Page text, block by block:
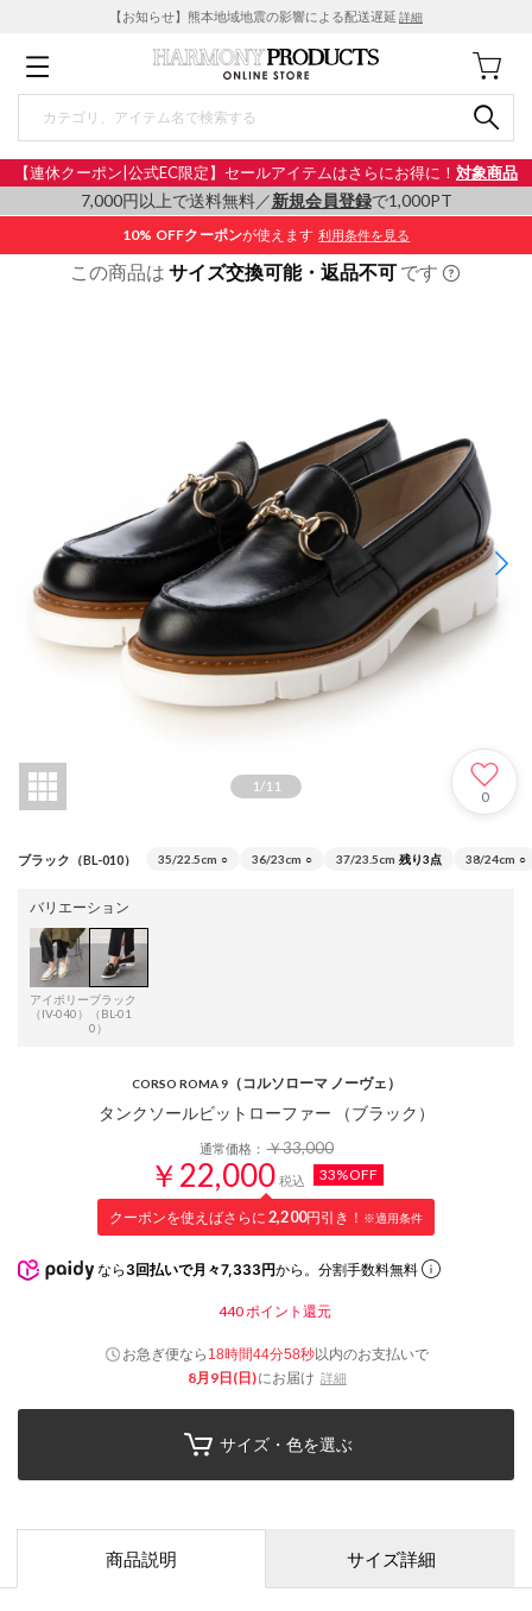
【お知らせ】熊本地域地震の影響による配送遅延 詳細
【連休クーポン|公式EC限定】セールアイテムはさらにお得に！ 対象商品
7,000円以上で送料無料／新規会員登録で1,000PT
10% OFFクーポンが使えます 利用条件を見る
この商品は サイズ交換可能・返品不可 です
1/11
0
ブラック（BL-010） 35/22.5cm ○ 36/23cm ○ 37/23.5cm 残り3点 38/24cm ○
バリエーション
アイボリー
（IV-040）
ブラック
（BL-01
0）
CORSO ROMA 9（コルソローマ ノーヴェ）
タンクソールビットローファー （ブラック）
通常価格：￥33,000
￥22,000 税込 33%OFF
クーポンを使えばさらに 2,200円引き！ ※適用条件
なら 3回払いで月々7,333円から。分割手数料無料
440 ポイント還元
お急ぎ便なら 18時間44分57秒以内のお支払いで
8月9日(日)にお届け 詳細
サイズ・色を選ぶ
商品説明 サイズ詳細